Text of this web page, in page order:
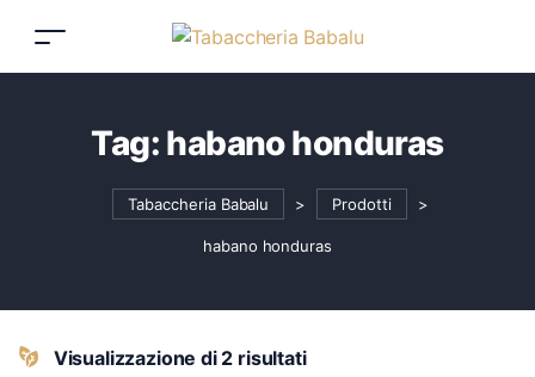
Tag: habano honduras
Tabaccheria Babalu > Prodotti >
habano honduras
Visualizzazione di 2 risultati